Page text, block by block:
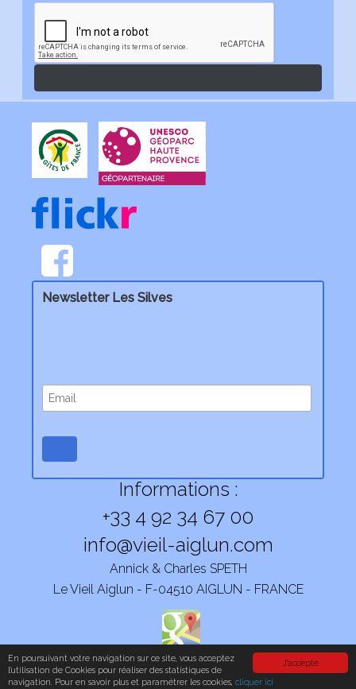
J'accepte
En poursuivant votre navigation sur ce site, vous acceptez
l’utilisation de Cookies pour réaliser des statistiques de
navigation. Pour en savoir plus et paramétrer les cookies, cliquer ici
Newsletter Les Silves
Informations :
+33 4 92 34 67 00
info@vieil-aiglun.com
Annick & Charles SPETH
Le Vieil Aiglun - F-04510 AIGLUN - FRANCE
© 2026 - France Création - Mentions légales